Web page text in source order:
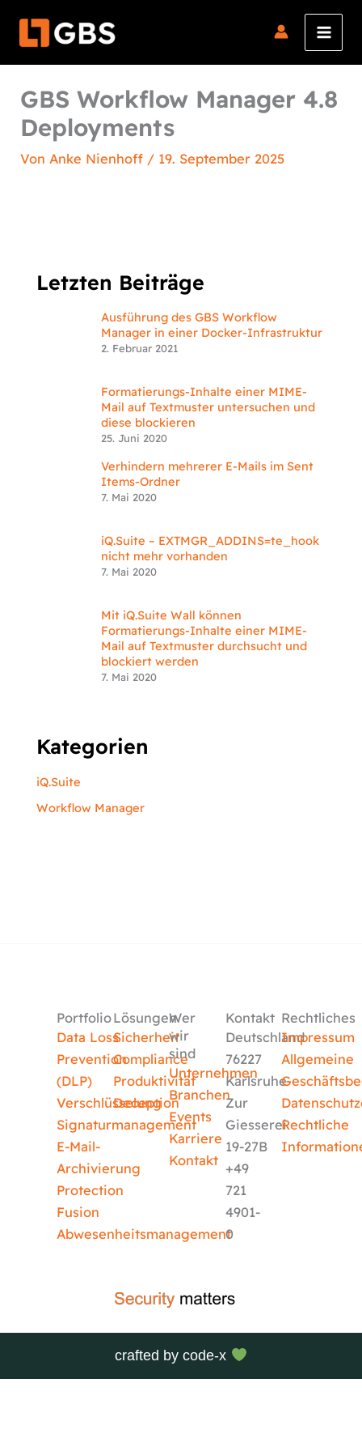
Inhalt
GBS Workflow Manager 4.8
Deployments
Von Anke Nienhoff / 19. September 2025
Letzten Beiträge
Ausführung des GBS Workflow
Manager in einer Docker-Infrastruktur
2. Februar 2021
Formatierungs-Inhalte einer MIME-
Mail auf Textmuster untersuchen und
diese blockieren
25. Juni 2020
Verhindern mehrerer E-Mails im Sent
Items-Ordner
7. Mai 2020
iQ.Suite – EXTMGR_ADDINS=te_hook
nicht mehr vorhanden
7. Mai 2020
Mit iQ.Suite Wall können
Formatierungs-Inhalte einer MIME-
Mail auf Textmuster durchsucht und
blockiert werden
7. Mai 2020
Kategorien
iQ.Suite
Workflow Manager
Portfolio
Data Loss
Prevention
(DLP)
Verschlüsselung
Signaturmanagement
E-Mail-
Archivierung
Protection
Fusion
Abwesenheitsmanagement
Lösungen
Sicherheit
Compliance
Produktivität
Deception
Wer
wir
sind
Unternehmen
Branchen
Events
Karriere
Kontakt
Kontakt
Deutschland
76227
Karlsruhe
Zur
Giesserei
19-27B
+49
721
4901-
0
Rechtliches
Impressum
Allgemeine
Rechtliche
crafted bycode-x